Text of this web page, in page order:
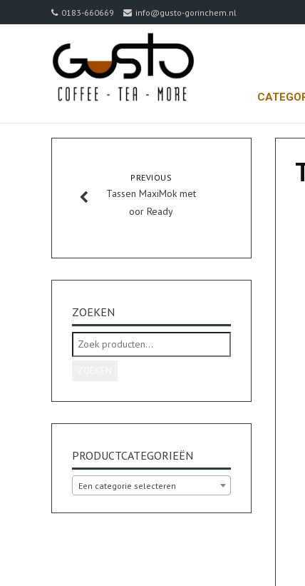
0183-660669 info@gusto-gorinchem.nl
PREVIOUS
Tassen MaxiMok met
oor Ready
ZOEKEN
Zoeken
naar:
PRODUCTCATEGORIEËN
Een categorie selecteren